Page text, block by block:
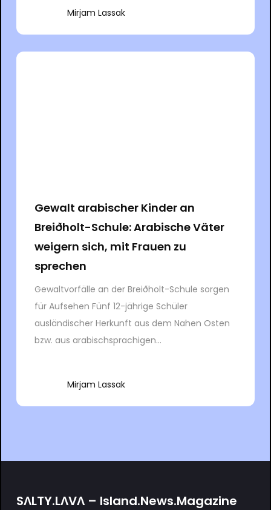
Mirjam Lassak
Gewalt arabischer Kinder an
Breiðholt-Schule: Arabische Väter
weigern sich, mit Frauen zu
sprechen
Gewaltvorfälle an der Breiðholt-Schule sorgen
für Aufsehen Fünf 12-jährige Schüler
ausländischer Herkunft aus dem Nahen Osten
bzw. aus arabischsprachigen...
Mirjam Lassak
SΛLTY.LΛVΛ – Island.News.Magazine